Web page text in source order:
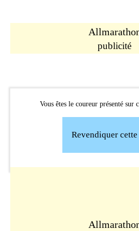
publicité
Vous êtes le coureur présenté sur
Revendiquer